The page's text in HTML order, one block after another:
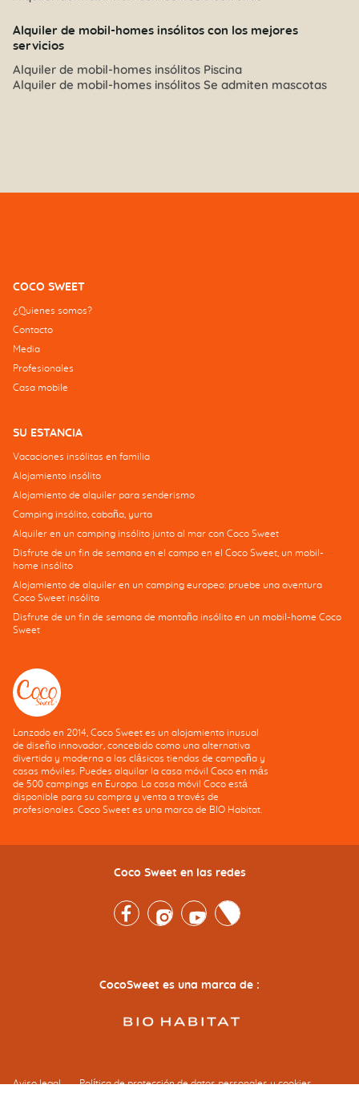
Alquiler de mobil-homes insólitos con los mejores
servicios
Alquiler de mobil-homes insólitos Piscina
Alquiler de mobil-homes insólitos Se admiten mascotas
COCO SWEET
¿Quienes somos?
Contacto
Media
Profesionales
Casa mobile
SU ESTANCIA
Vacaciones insólitas en familia
Alojamiento insólito
Alojamiento de alquiler para senderismo
Camping insólito, cabaña, yurta
Alquiler en un camping insólito junto al mar con Coco Sweet
Disfrute de un fin de semana en el campo en el Coco Sweet, un mobil-
home insólito
Alojamiento de alquiler en un camping europeo: pruebe una aventura
Coco Sweet insólita
Disfrute de un fin de semana de montaña insólito en un mobil-home Coco
Sweet
Lanzado en 2014, Coco Sweet es un alojamiento inusual
de diseño innovador, concebido como una alternativa
divertida y moderna a las clásicas tiendas de campaña y
casas móviles. Puedes alquilar la casa móvil Coco en más
de 500 campings en Europa. La casa móvil Coco está
disponible para su compra y venta a través de
profesionales. Coco Sweet es una marca de BIO Habitat.
Coco Sweet en las redes
FacebookInstagramYoutubeTwitter
CocoSweet es una marca de :
Aviso legal
Política de protección de datos personales y cookies